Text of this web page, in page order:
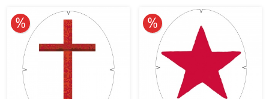
10% reduziert 10% reduziert